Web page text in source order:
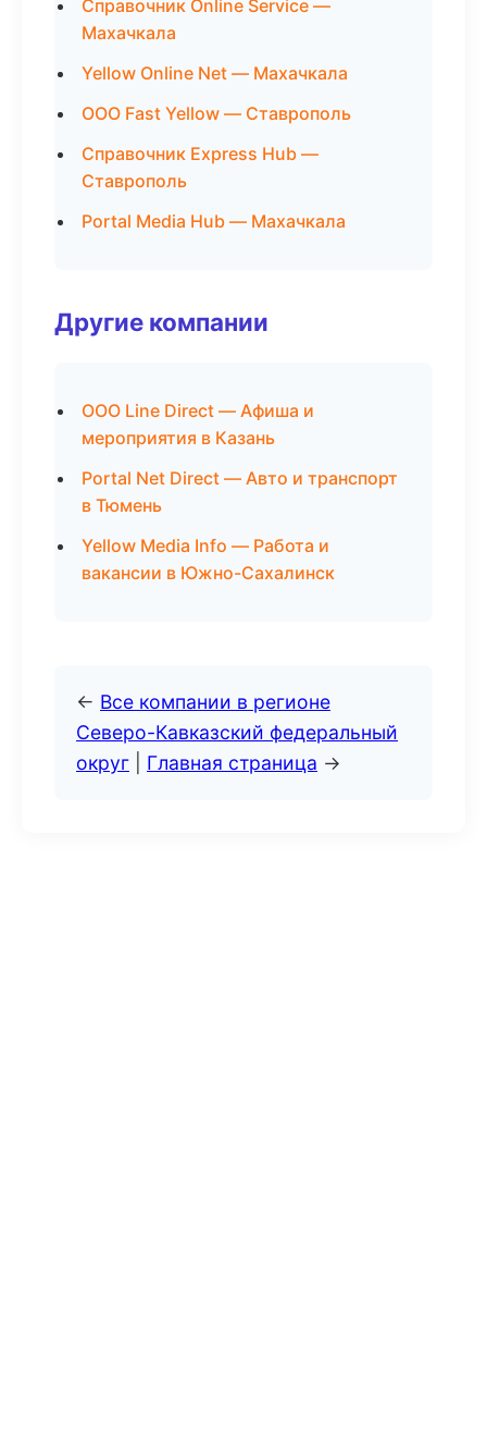
Справочник Online Service —
Махачкала
Yellow Online Net — Махачкала
ООО Fast Yellow — Ставрополь
Справочник Express Hub —
Ставрополь
Portal Media Hub — Махачкала
Другие компании
ООО Line Direct — Афиша и
мероприятия в Казань
Portal Net Direct — Авто и транспорт
в Тюмень
Yellow Media Info — Работа и
вакансии в Южно-Сахалинск
← Все компании в регионе
Северо-Кавказский федеральный
округ
Главная страница →